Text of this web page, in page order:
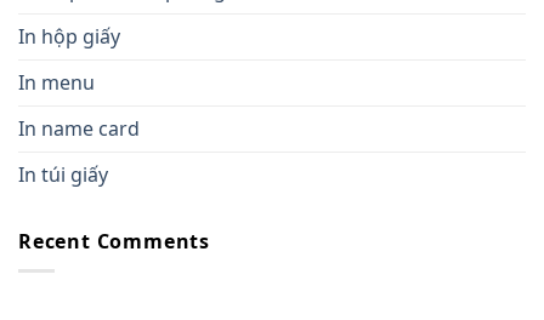
In hộp giấy
In menu
In name card
In túi giấy
Recent Comments